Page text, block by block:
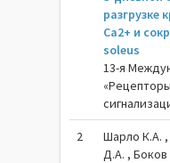
разгрузке
Са2+ и
soleus
13-я
2
Шарло К.А.
Д.А. , Боков